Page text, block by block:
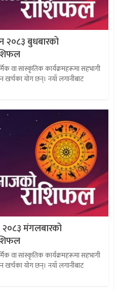
बुधबारको
वा सांस्कृतिक कार्यक्रमहरूमा सहभागी
योग छन्। नयाँ लगानीबाट
मंगलबारको
वा सांस्कृतिक कार्यक्रमहरूमा सहभागी
योग छन्। नयाँ लगानीबाट